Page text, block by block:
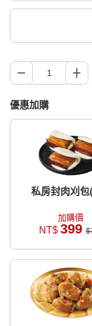
優惠加購
私房封肉刈包
加購價
NT$ 399